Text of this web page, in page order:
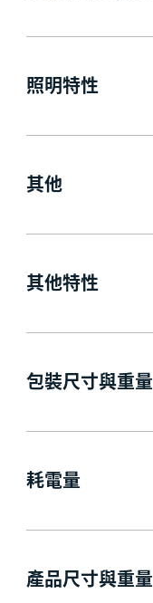
照明特性
其他
其他特性
包裝尺寸與重量
耗電量
產品尺寸與重量